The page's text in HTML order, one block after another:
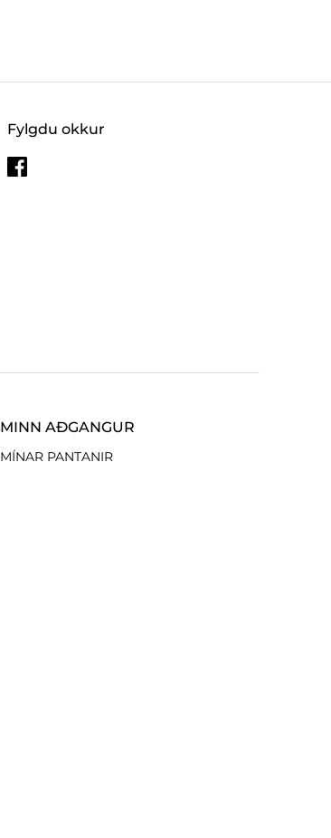
Fylgdu okkur
MINN AÐGANGUR
MÍNAR PANTANIR